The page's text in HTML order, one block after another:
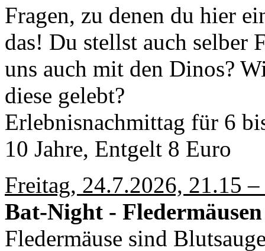
Fragen, zu denen du hier
das! Du stellst auch selber
uns auch mit den Dinos?
diese gelebt?
Erlebnisnachmittag für 6
10 Jahre, Entgelt 8 Euro
Freitag, 24.7.2026, 21.15
Bat-Night -
Fledermäuse sind